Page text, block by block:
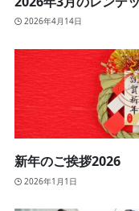
2026年4月14日
新年のご挨拶2026
2026年1月1日